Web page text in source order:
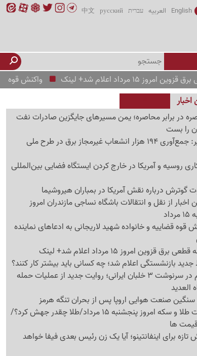
English العربیه עברית русский
中文
واکنش قوه قضاییه و شد+ لینک
در برابر محاصره؛ یمن مسیرهای جایگزین صادرات نفت
را بست
توانیر: جمع‌آوری 194 هزار انشعاب غیرمجاز برق در طرح ملی
روسیه و آمریکا در خارج کردن ایستگاه فضایی بین‌المللی
گوترش درباره نقش آمریکا در بمباران هیروشیما
اخبار از نقل و انتقالات باشگاه نساجی مازندران امروز
قوه قضاییه و خانواده شهید لاریجانی به ادعاهای نماینده
برق قزوین امروز 15 مرداد اعلام شد+ لینک
بازنشستگی اعلام شد؛ چه کسانی باید بیشتر کار کنند؟
ابهام در سرنوشت 3 خلبان ایرانی؛ روایت جدید از عملیات حمله
العدید
سنگین صنعت هوایی اروپا پس از بحران تنگه هرمز
قیمت طلا و سکه امروز پنجشنبه 15 مرداد/طلا چقدر جهش کرد؟/
ها
تازه برای اینفانتینو؛ آیا یک زن رئیس بعدی فیفا خواهد